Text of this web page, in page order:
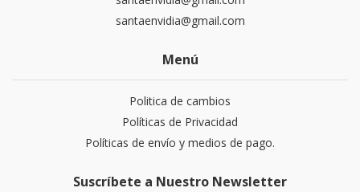
santaenvidia@gmail.com
Menú
Politica de cambios
Políticas de Privacidad
Políticas de envío y medios de pago.
Suscríbete a Nuestro Newsletter